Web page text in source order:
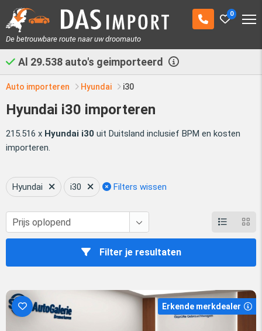
0
De betrouwbare route naar uw droomauto
Al 29.538 auto's geimporteerd
Auto importeren Hyundai i30
Hyundai i30 importeren
215.516 x Hyundai i30 uit Duitsland inclusief BPM en kosten
importeren.
Hyundai i30 Filters wissen
Filter je resultaten
Erkende merkdealer